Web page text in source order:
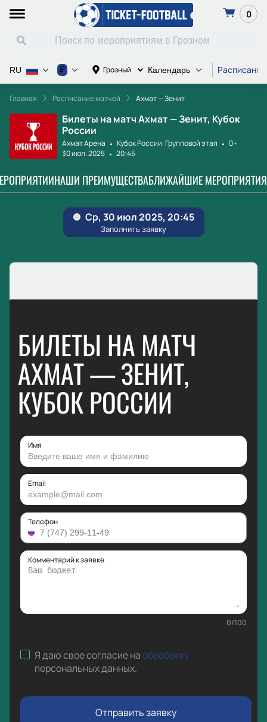
0
Грозный Календарь
RU ₽
Главная Расписание матчей Ахмат — Зенит
Билеты на матч Ахмат — Зенит, Кубок
России
Ахмат Арена Кубок России. Групповой этап
0+
30 июл. 2025
20:45
НАШИ ПРЕИМУЩЕСТВАБЛИЖАЙШИЕ МЕРОПРИЯТИЯ
БИЛЕТЫ НА МАТЧ
АХМАТ — ЗЕНИТ,
КУБОК РОССИИ
Имя
Email
Телефон
Комментарий к заявке
0/100
Я даю свое согласие наобработку
персональных данных.
Отправить заявку